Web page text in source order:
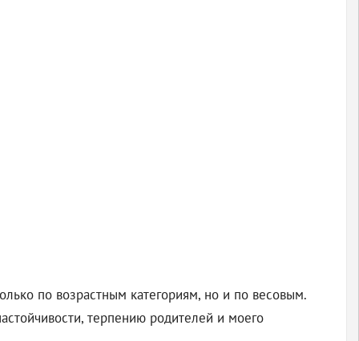
по возрастным категориям, но и по весовым.
терпению родителей и моего